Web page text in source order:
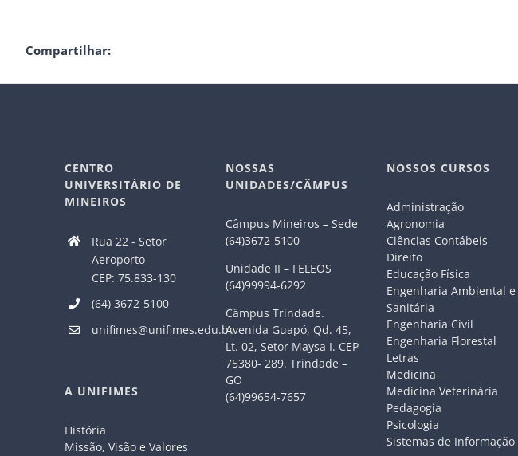
Compartilhar:
CENTRO
UNIVERSITÁRIO DE
MINEIROS
Rua 22 - Setor
Aeroporto
CEP: 75.833-130
(64) 3672-5100
unifimes@unifimes.edu.br
A UNIFIMES
História
Missão, Visão e Valores
NOSSAS
UNIDADES/CÂMPUS
Câmpus Mineiros – Sede
(64)3672-5100
Unidade II – FELEOS
(64)99994-6292
Câmpus Trindade.
Avenida Guapó, Qd. 45,
Lt. 02, Setor Maysa I. CEP
75380- 289. Trindade –
GO
(64)99654-7657
NOSSOS CURSOS
Administração
Agronomia
Ciências Contábeis
Direito
Educação Física
Engenharia Ambiental e
Sanitária
Engenharia Civil
Engenharia Florestal
Letras
Medicina
Medicina Veterinária
Pedagogia
Psicologia
Sistemas de Informação